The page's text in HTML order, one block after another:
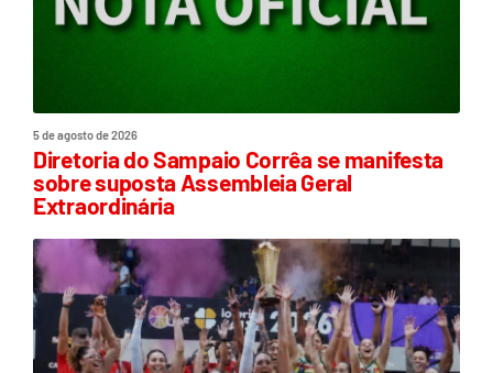
5 de agosto de 2026
Diretoria do Sampaio Corrêa se manifesta
sobre suposta Assembleia Geral
Extraordinária